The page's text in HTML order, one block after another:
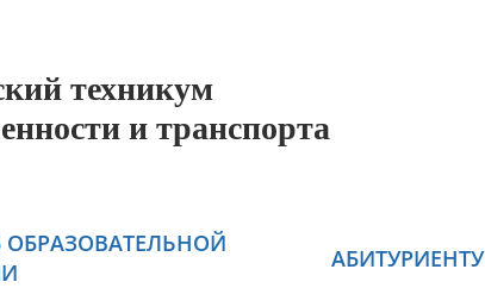
техникум
и транспорта
ОБРАЗОВАТЕЛЬНОЙ
АБИТУРИЕНТУ